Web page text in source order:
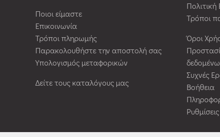
Ποιοι είμαστε
Επικοινωνία
Τρόποι πληρωμής
Παρακολουθήστε την αποστολή σας
Υπολογισμός μεταφορικών
Δείτε τους καταλόγους μας
Τρόποι
Όροι
Συχνές
Βοήθεια